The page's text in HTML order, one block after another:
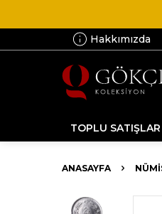
Hakkımızda
TOPLU SATIŞLAR
ANASAYFA